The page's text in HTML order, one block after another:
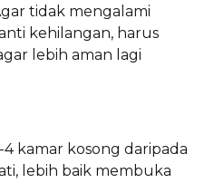
tidak mengalami
kehilangan, harus
lebih aman lagi
kamar kosong daripada
lebih baik membuka